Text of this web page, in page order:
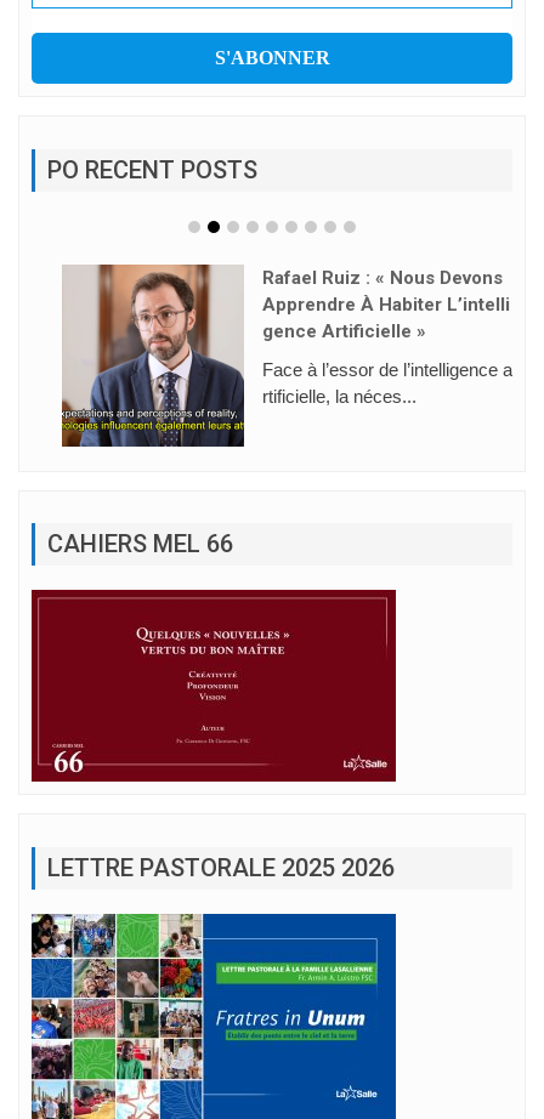
PO RECENT POSTS
Rafael Ruiz : « Nous Devons
Apprendre À Habiter L’intelli
Gence Artificielle »
Face à l’essor de l’intelligence a
rtificielle, la néces...
CAHIERS MEL 66
LETTRE PASTORALE 2025 2026